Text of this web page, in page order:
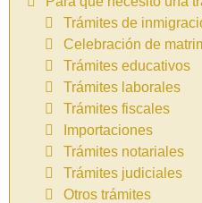
Trámites de
Celebración de
Trámites educativos
Trámites laborales
Trámites fiscales
Importaciones
Trámites notariales
Trámites judiciales
Otros trámites